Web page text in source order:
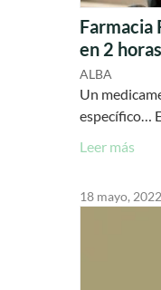
Farmacia
en 2 horas
ALBA
Un
específico…
Leer más
18 mayo, 2022